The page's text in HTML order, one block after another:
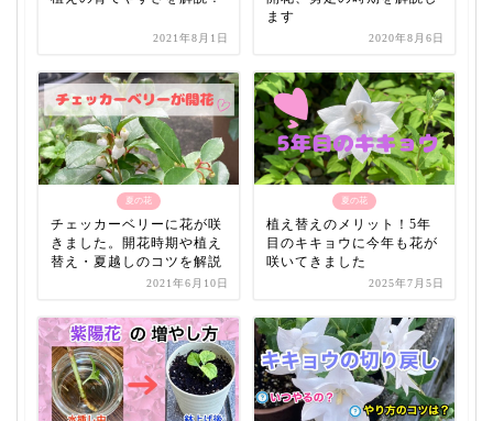
2021年8月1日
ます
2020年8月6日
夏の花
チェッカーベリーに花が咲
きました。開花時期や植え
替え・夏越しのコツを解説
2021年6月10日
夏の花
植え替えのメリット！5年
目のキキョウに今年も花が
咲いてきました
2025年7月5日